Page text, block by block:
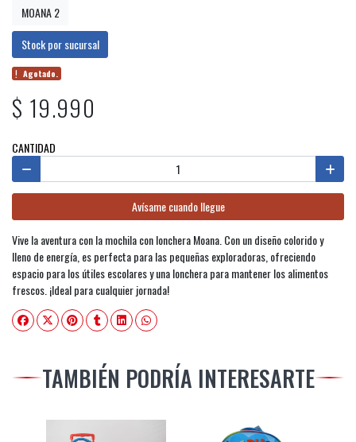
MOANA 2
Stock por sucursal
Agotado.
$ 19.990
CANTIDAD
Avísame cuando llegue
Vive la aventura con la mochila con lonchera Moana. Con un diseño colorido y
lleno de energía, es perfecta para las pequeñas exploradoras, ofreciendo
espacio para los útiles escolares y una lonchera para mantener los alimentos
frescos. ¡Ideal para cualquier jornada!
TAMBIÉN PODRÍA INTERESARTE